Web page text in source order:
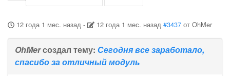
12 года 1 мес. назад- 12 года 1 мес. назад #3437 отOhMer
OhMerсоздал тему: Сегодня все заработало,
спасибо за отличный модуль